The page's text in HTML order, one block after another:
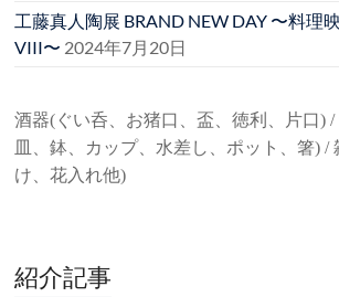
工藤真人陶展 BRAND NEW DAY 〜料理
VIII〜 2024年7月20日
酒器(ぐい呑、お猪口、盃、徳利、片口) /
皿、鉢、カップ、水差し、ポット、箸) /
け、花入れ他)
紹介記事